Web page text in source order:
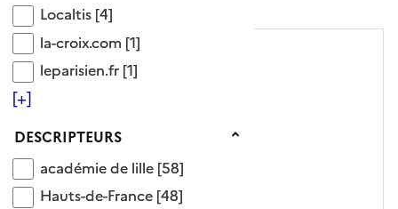
Localtis
Localtis [4]
la-croix.com
la-croix.com [1]
leparisien.fr
leparisien.fr [1]
[+]
Descripteurs
DESCRIPTEURS
académie de lille
académie de lille [58]
Hauts-de-France
Hauts-de-France [48]
ARTICLE